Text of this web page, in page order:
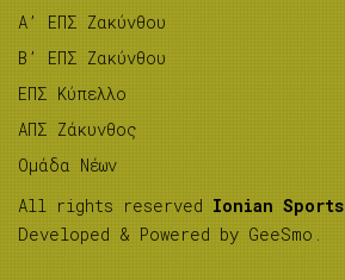
A’ ΕΠΣ Ζακύνθου
B’ ΕΠΣ Ζακύνθου
ΕΠΣ Κύπελλο
ΑΠΣ Ζάκυνθος
Ομάδα Νέων
All rights reserved Ionian Sports
Developed & Powered by GeeSmo .